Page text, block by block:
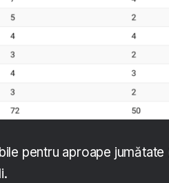
pentru aproape